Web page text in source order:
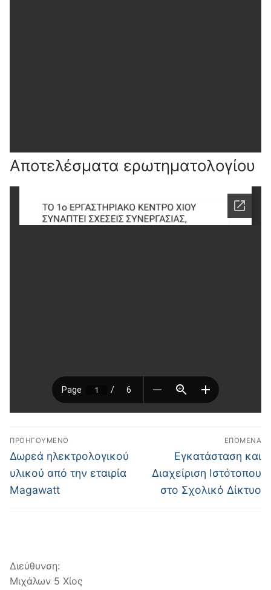
Αποτελέσματα ερωτηματολογίου
Πλοήγηση
άρθρων
ΠΡΟΗΓΟΎΜΕΝΟ
Προηγούμενο
άρθρο:
Δωρεά ηλεκτρολογικού
υλικού από την εταιρία
Magawatt
ΕΠΌΜΕΝΑ
Επόμενο
άρθρο:
Εγκατάσταση και
Διαχείριση Ιστότοπου
στο Σχολικό Δίκτυο
Διεύθυνση:
Μιχάλων 5 Χίος